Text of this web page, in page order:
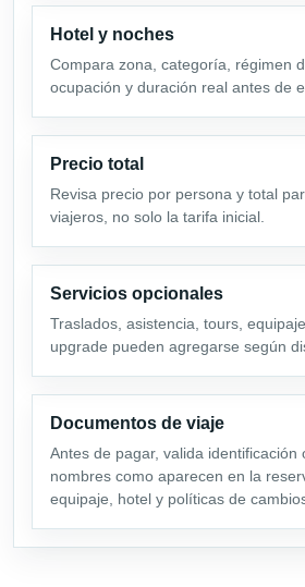
Hotel y noches
Compara zona, categoría, régimen
ocupación y duración real antes de
Precio total
Revisa precio por persona y total
viajeros, no solo la tarifa inicial.
Servicios opcionales
Traslados, asistencia, tours,
upgrade pueden agregarse según
Documentos de viaje
Antes de pagar, valida identificación
nombres como aparecen en la
equipaje, hotel y políticas de